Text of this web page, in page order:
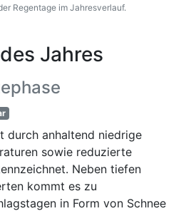
Regentage im Jahresverlauf.
Jahres
durch anhaltend niedrige
sowie reduzierte
Neben tiefen
kommt es zu
in Form von Schnee